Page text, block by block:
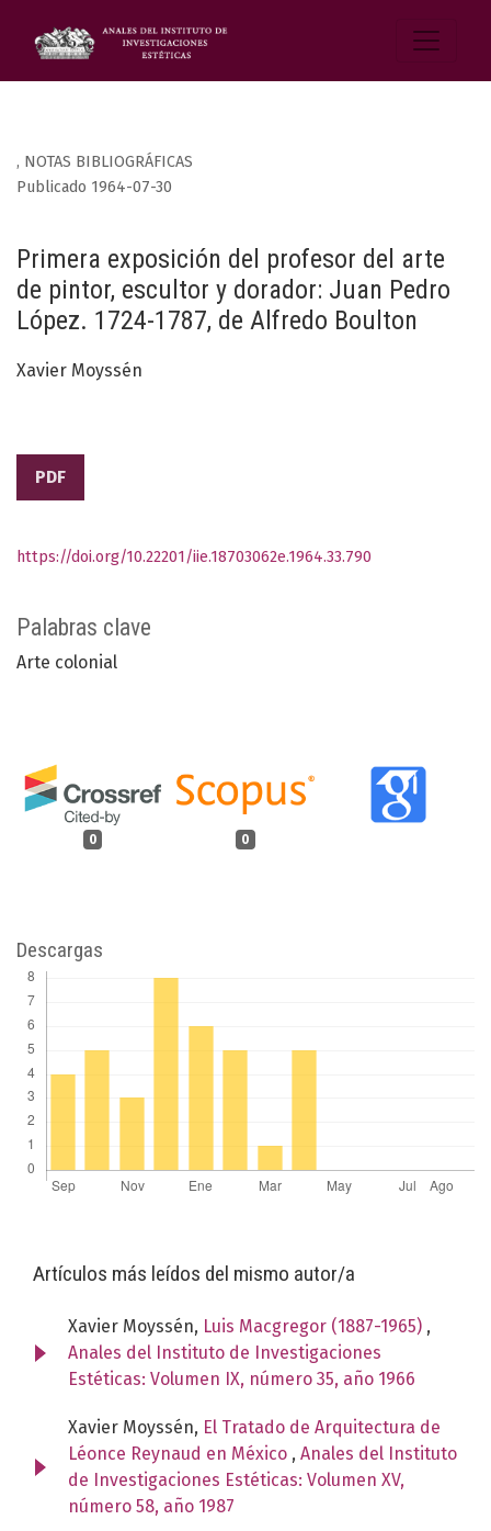
, NOTAS BIBLIOGRÁFICAS
Primera exposición del profesor del arte
de pintor, escultor y dorador: Juan Pedro
López. 1724-1787, de Alfredo Boulton
Publicado 1964-07-30
Xavier Moyssén
PDF
Palabras clave
Arte colonial
0 0
https://doi.org/10.22201/iie.18703062e.1964.33.790
Descargas
Artículos más leídos del mismo autor/a
Xavier Moyssén, Luis Macgregor (1887-1965) ,
Anales del Instituto de Investigaciones
Estéticas: Volumen IX, número 35, año 1966
Xavier Moyssén, El Tratado de Arquitectura de
Léonce Reynaud en México , Anales del Instituto
de Investigaciones Estéticas: Volumen XV,
número 58, año 1987